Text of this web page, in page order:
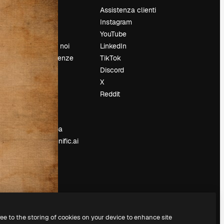
Prezzi
Chi siamo
Recensioni
Lavora con noi
Cerca tendenze
Blog
Eventi
Slidesgo
Vendi i tuoi
contenuti
Sala stampa
Cerchi magnific.ai
Assistenza clienti
Instagram
YouTube
LinkedIn
TikTok
Discord
X
Reddit
to the storing of cookies on your device to enhance site